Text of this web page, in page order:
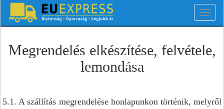
Megrendelés elkészítése, felvétele,
lemondása
5.1. A szállítás megrendelése honlapunkon történik, melyről